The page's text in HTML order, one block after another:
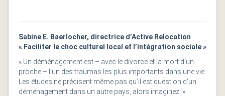
Sabine E. Baerlocher, directrice d’Active Relocation
« Faciliter le choc culturel local et l’intégration sociale »
« Un déménagement est – avec le divorce et la mort d’un
proche – l’un des traumas les plus importants dans une vie.
Les études ne précisent même pas qu’il est question d’un
déménagement dans un autre pays, alors imaginez. »